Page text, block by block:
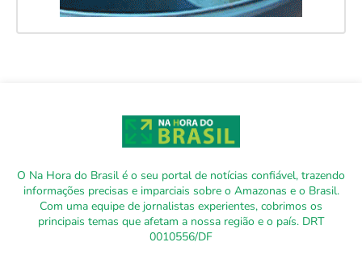
O Na Hora do Brasil é o seu portal de notícias confiável, trazendo
informações precisas e imparciais sobre o Amazonas e o Brasil.
Com uma equipe de jornalistas experientes, cobrimos os
principais temas que afetam a nossa região e o país. DRT
0010556/DF